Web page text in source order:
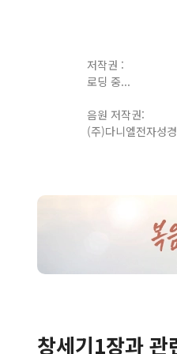
저작권 :
로딩 중...
음원 저작권:
(주)다니엘전자
창세기1장과 관